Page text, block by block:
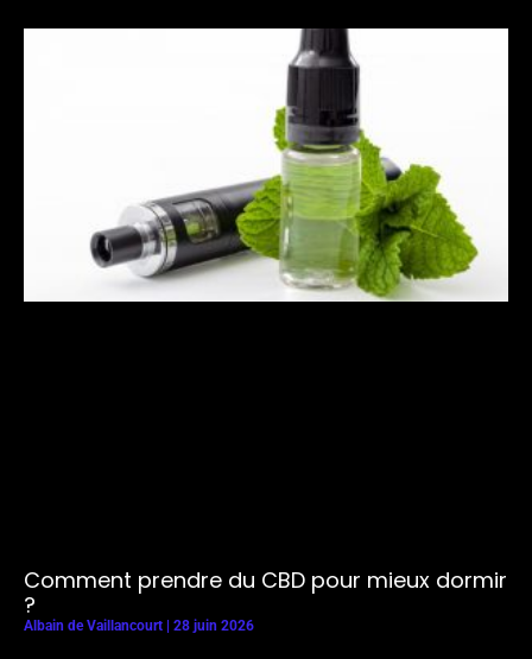
Comment prendre du CBD pour mieux dormir
?
Albain de Vaillancourt 28 juin 2026